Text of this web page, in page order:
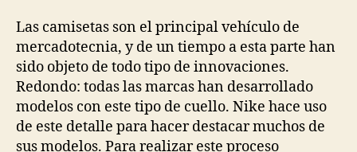
Las camisetas son el principal vehículo de
mercadotecnia, y de un tiempo a esta parte han
sido objeto de todo tipo de innovaciones.
Redondo: todas las marcas han desarrollado
modelos con este tipo de cuello. Nike hace uso
de este detalle para hacer destacar muchos de
sus modelos. Para realizar este proceso